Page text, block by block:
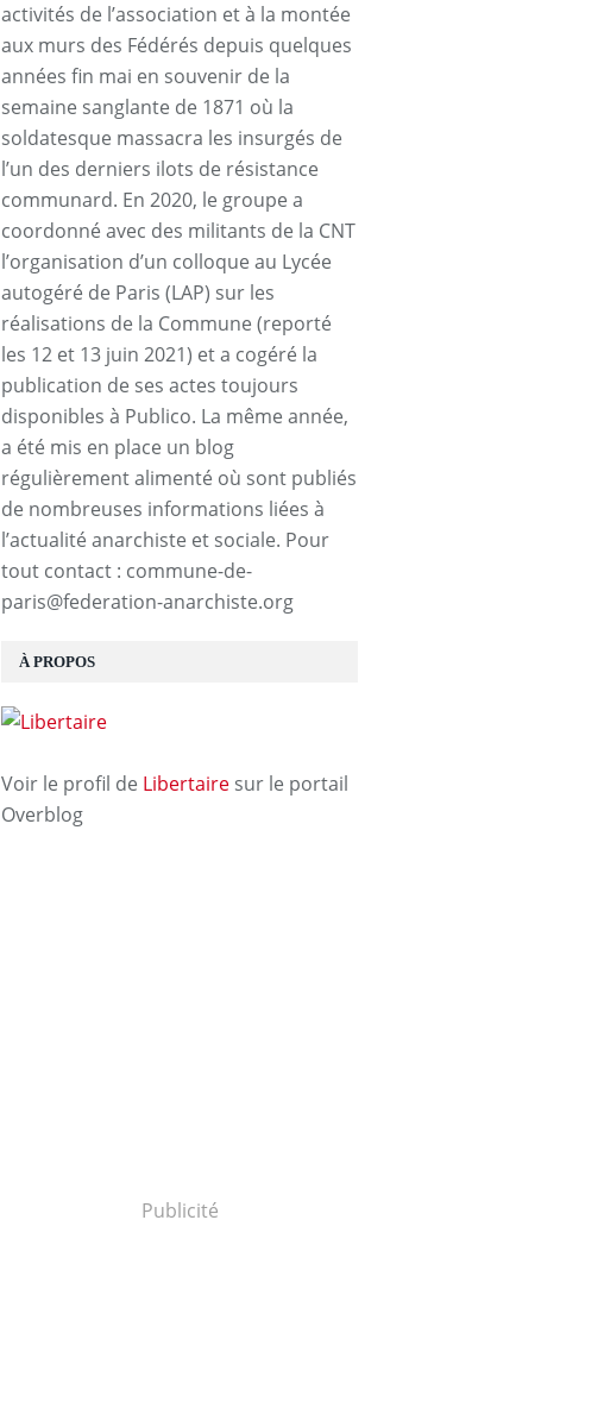
activités de l’association et à la montée
aux murs des Fédérés depuis quelques
années fin mai en souvenir de la
semaine sanglante de 1871 où la
soldatesque massacra les insurgés de
l’un des derniers ilots de résistance
communard. En 2020, le groupe a
coordonné avec des militants de la CNT
l’organisation d’un colloque au Lycée
autogéré de Paris (LAP) sur les
réalisations de la Commune (reporté
les 12 et 13 juin 2021) et a cogéré la
publication de ses actes toujours
disponibles à Publico. La même année,
a été mis en place un blog
régulièrement alimenté où sont publiés
de nombreuses informations liées à
l’actualité anarchiste et sociale. Pour
tout contact : commune-de-
paris@federation-anarchiste.org
À PROPOS
Voir le profil de Libertaire sur le portail
Overblog
Publicité